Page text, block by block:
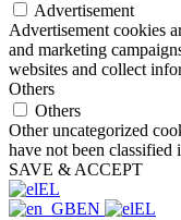
Advertisement
Advertisement cookies
and marketing
websites and collect
Others
Others
Other uncategorized
have not been classified
SAVE & ACCEPT
EL
EN
EL